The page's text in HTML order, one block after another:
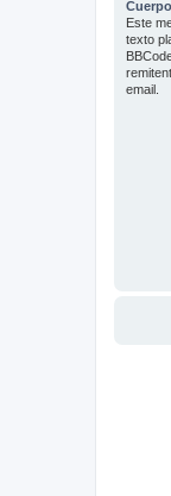
Este
texto
email.